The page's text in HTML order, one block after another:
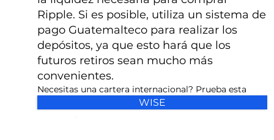
Ripple. Si es posible, utiliza un sistema de
pago Guatemalteco para realizar los
depósitos, ya que esto hará que los
futuros retiros sean mucho más
convenientes.
Necesitas una cartera internacional? Prueba esta
WISE